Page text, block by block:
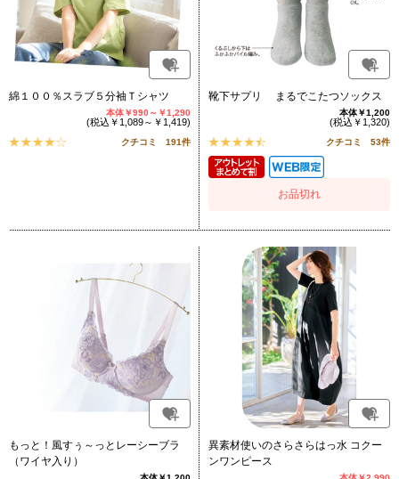
綿１００％スラブ５分袖Ｔシャツ
本体￥990～￥1,290
(税込￥1,089～￥1,419)
クチコミ 191件
靴下サプリ まるでこたつソックス
本体￥1,200
(税込￥1,320)
クチコミ 53件
お品切れ
もっと！風すぅ～っとレーシーブラ
（ワイヤ入り）
異素材使いのさらさらはっ水 コクー
ンワンピース